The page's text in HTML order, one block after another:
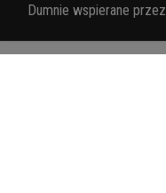
Dumnie wspierane przez